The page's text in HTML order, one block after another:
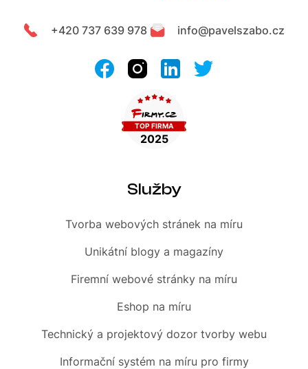
+420 737 639 978 info@pavelszabo.cz
Služby
Tvorba webových stránek na míru
Unikátní blogy a magazíny
Firemní webové stránky na míru
Eshop na míru
Technický a projektový dozor tvorby webu
Informační systém na míru pro firmy